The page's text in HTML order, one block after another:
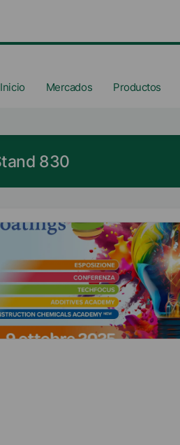
Inicio Mercados Productos
830